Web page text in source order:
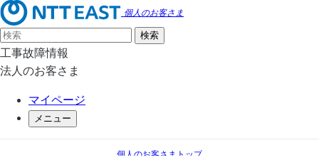
個人のお客さま
工事故障情報
法人のお客さま
マイページ
メニュー
個人のお客さまトップ